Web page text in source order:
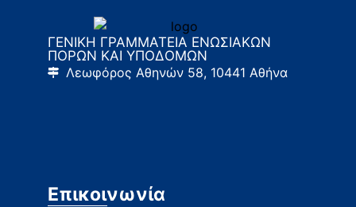
ΓΕΝΙΚΗ ΓΡΑΜΜΑΤΕΙΑ ΕΝΩΣΙΑΚΩΝ
ΠΟΡΩΝ ΚΑΙ ΥΠΟΔΟΜΩΝ
Λεωφόρος Αθηνών 58, 10441 Αθήνα
Επικοινωνία